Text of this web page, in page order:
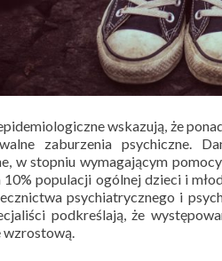
wskazują, że
zaburzenia psychiczne.
w stopniu wymagającym
10% populacji ogólnej dzieci i
psychiatrycznego i
podkreślają, że